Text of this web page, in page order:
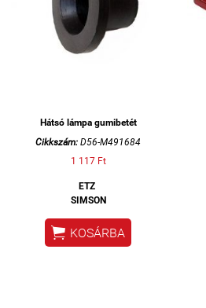
Hátsó lámpa gumibetét
Cikkszám: D56-M491684
1 117 Ft
ETZ
SIMSON
 KOSÁRBA